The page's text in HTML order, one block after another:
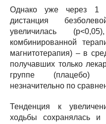
Однако уже через 1
дистанция
увеличилась
комбинированной
магнитотерапия) – в
получавших только
группе (плацебо)
незначительно по
Тенденция к
ходьбы сохранялась и